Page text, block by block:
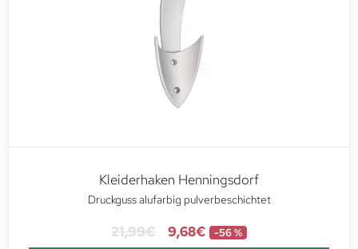
Kleiderhaken Henningsdorf
Druckguss alufarbig pulverbeschichtet
21,99€ 9,68€ -56 %